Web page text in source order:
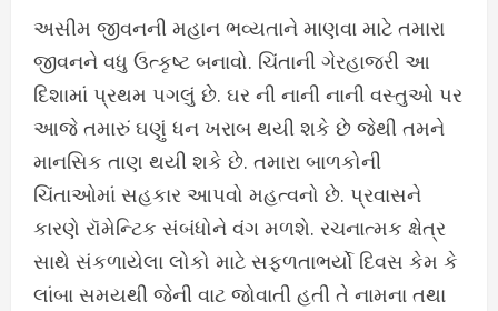
અસીમ જીવનની મહાન ભવ્યતાને માણવા માટે તમારા
જીવનને વધુ ઉત્કૃષ્ટ બનાવો. ચિંતાની ગેરહાજરી આ
દિશામાં પ્રથમ પગલું છે. ઘર ની નાની નાની વસ્તુઓ પર
આજે તમારું ઘણું ધન ખરાબ થયી શકે છે જેથી તમને
માનસિક તાણ થયી શકે છે. તમારા બાળકોની
ચિંતાઓમાં સહકાર આપવો મહત્વનો છે. પ્રવાસને
કારણે રૉમેન્ટિક સંબંધોને વંગ મળશે. રચનાત્મક ક્ષેત્ર
સાથે સંકળાયેલા લોકો માટે સફળતાભર્યો દિવસ કેમ કે
લાંબા સમયથી જેની વાટ જોવાતી હતી તે નામના તથા